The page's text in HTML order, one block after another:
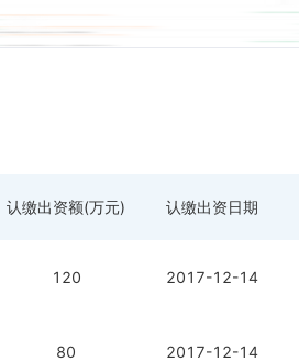
认缴出资额(万元) 认缴出资日期
120 2017-12-14
80 2017-12-14